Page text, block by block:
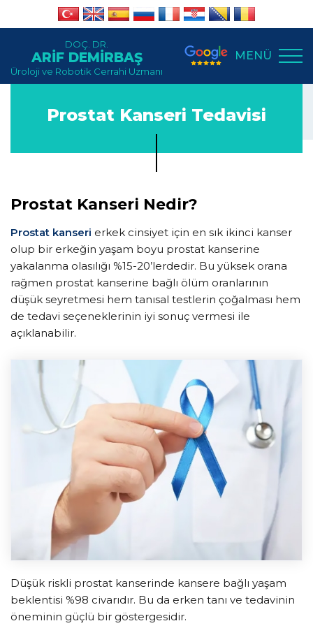
DOÇ. DR.
ARİF DEMİRBAŞ
Üroloji ve Robotik Cerrahi Uzmanı
MENÜ
Prostat Kanseri Tedavisi
Prostat Kanseri Nedir?
Prostat kanseri erkek cinsiyet için en sık ikinci kanser
olup bir erkeğin yaşam boyu prostat kanserine
yakalanma olasılığı %15-20’lerdedir. Bu yüksek orana
rağmen prostat kanserine bağlı ölüm oranlarının
düşük seyretmesi hem tanısal testlerin çoğalması hem
de tedavi seçeneklerinin iyi sonuç vermesi ile
açıklanabilir.
Düşük riskli prostat kanserinde kansere bağlı yaşam
beklentisi %98 civarıdır. Bu da erken tanı ve tedavinin
öneminin güçlü bir göstergesidir.